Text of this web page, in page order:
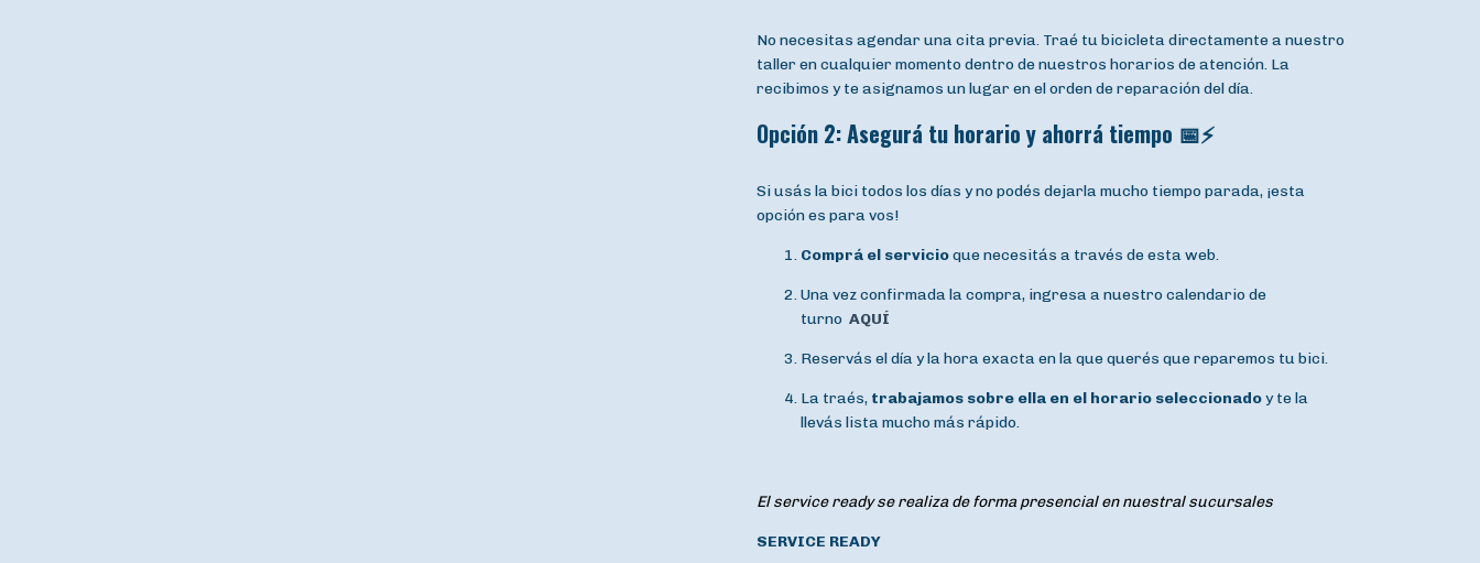
No necesitas agendar una cita previa. Traé tu bicicleta directamente a nuestro
taller en cualquier momento dentro de nuestros horarios de atención. La
recibimos y te asignamos un lugar en el orden de reparación del día.
Opción 2: Asegurá tu horario y ahorrá tiempo 📅⚡
Si usás la bici todos los días y no podés dejarla mucho tiempo parada, ¡esta
opción es para vos!
Comprá el servicioque necesitás a través de esta web.
Una vez confirmada la compra, ingresa a nuestro calendario de
turno AQUÍ
Reservás el día y la hora exacta en la que querés que reparemos tu bici.
La traés, trabajamos sobre ella en el horario seleccionadoy te la
llevás lista mucho más rápido.
El service ready se realiza de forma presencial en nuestral sucursales
SERVICE READY